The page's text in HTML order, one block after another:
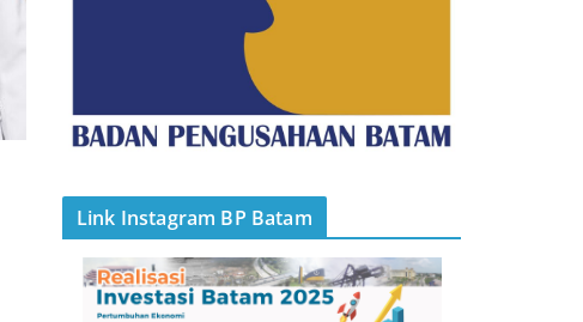
Link Instagram BP Batam